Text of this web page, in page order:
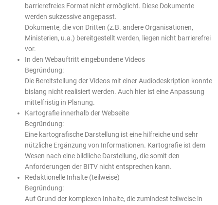
barrierefreies Format nicht ermöglicht. Diese Dokumente
werden sukzessive angepasst.
Dokumente, die von Dritten (z.B. andere Organisationen,
Ministerien, u.a.) bereitgestellt werden, liegen nicht barrierefrei
vor.
In den Webauftritt eingebundene Videos
Begründung:
Die Bereitstellung der Videos mit einer Audiodeskription konnte
bislang nicht realisiert werden. Auch hier ist eine Anpassung
mittelfristig in Planung.
Kartografie innerhalb der Webseite
Begründung:
Eine kartografische Darstellung ist eine hilfreiche und sehr
nützliche Ergänzung von Informationen. Kartografie ist dem
Wesen nach eine bildliche Darstellung, die somit den
Anforderungen der BITV nicht entsprechen kann.
Redaktionelle Inhalte (teilweise)
Begründung:
Auf Grund der komplexen Inhalte, die zumindest teilweise in